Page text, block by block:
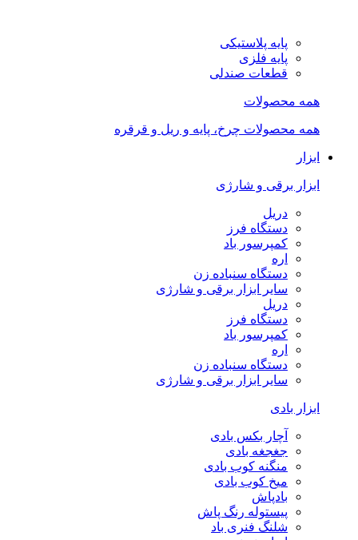
پایه پلاستیکی
پایه فلزی
قطعات صندلی
همه محصولات
همه محصولات چرخ، پایه و ریل و قرقره
ابزار
ابزار برقی و شارژی
دریل
دستگاه فرز
کمپرسور باد
اره
دستگاه سنباده زن
سایر ابزار برقی و شارژی
دریل
دستگاه فرز
کمپرسور باد
اره
دستگاه سنباده زن
سایر ابزار برقی و شارژی
ابزار بادی
آچار بکس بادی
جغجغه بادی
منگنه کوب بادی
میخ کوب بادی
بادپاش
پیستوله رنگ پاش
شلنگ فنری باد